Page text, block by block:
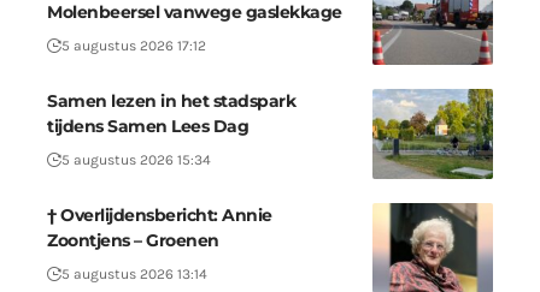
Molenbeersel vanwege gaslekkage
5 augustus 2026 17:12
Samen lezen in het stadspark
tijdens Samen Lees Dag
5 augustus 2026 15:34
† Overlijdensbericht: Annie
Zoontjens – Groenen
5 augustus 2026 13:14